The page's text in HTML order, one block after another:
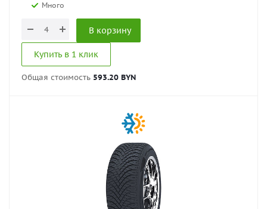
Много
В корзину
Купить в 1 клик
Общая стоимость 593.20 BYN